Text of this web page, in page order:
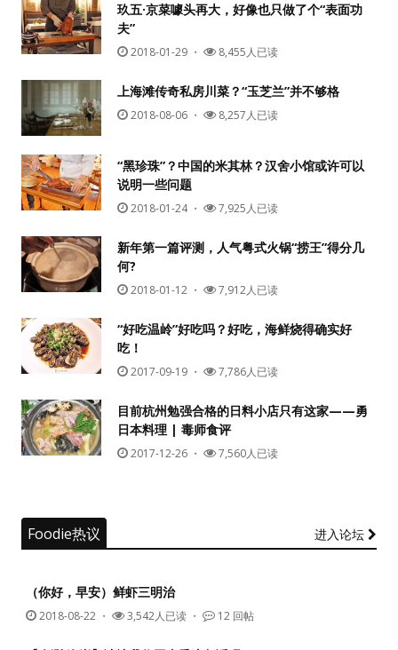
用户名或Email
密码
记住我的登录状态
没帐号？注册一个
玖五·京菜噱头再大，好像也只做了个“表面功
夫”
2018-01-29 ・ 8,455人已读
上海滩传奇私房川菜？“玉芝兰”并不够格
2018-08-06 ・ 8,257人已读
“黑珍珠”？中国的米其林？汉舍小馆或许可以
说明一些问题
2018-01-24・ 7,925人已读
新年第一篇评测，人气粤式火锅“捞王”得分几
何?
2018-01-12 ・ 7,912人已读
“好吃温岭”好吃吗？好吃，海鲜烧得确实好
吃！
2017-09-19 ・ 7,786人已读
目前杭州勉强合格的日料小店只有这家——勇
日本料理 | 毒师食评
2017-12-26 ・ 7,560人已读
Foodie热议 进入论坛
（你好，早安）鲜虾三明治
2018-08-22 ・ 3,542人已读 ・ 12 回帖